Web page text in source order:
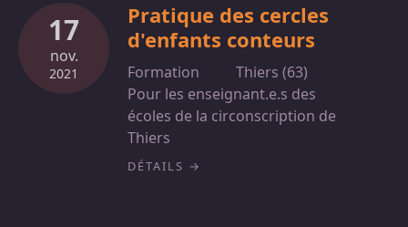
17
nov.
2021
Pratique des cercles
d'enfants conteurs
Formation
Thiers (63)
Pour les enseignant.e.s des
écoles de la circonscription de
Thiers
DÉTAILS